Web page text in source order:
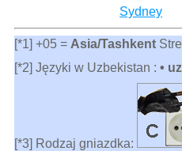
Sydney
[*1] +05 = Asia/Tashkent
[*2] Języki w Uzbekistan : •
[*3] Rodzaj gniazdka: